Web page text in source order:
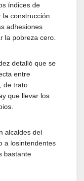
índices de
la construcción
adhesiones
la pobreza cero.
detalló que se
entre
de trato
que llevar los
alcaldes del
a losintendentes
bastante